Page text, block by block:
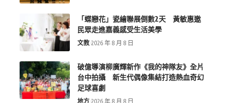
「蝶戀花」瓷繪聯展倒數2天 黃敏惠邀
民眾走進嘉義感受生活美學
文教 2026 年 8 月 8 日
破億導演柳廣輝新作《我的神隊友》全片
台中拍攝 新生代偶像集結打造熱血奇幻
足球喜劇
地方 2026 年 8 月 8 日